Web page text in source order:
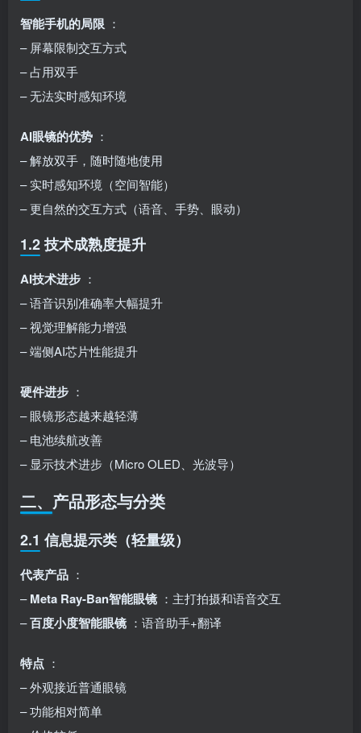
智能手机的局限 ：
– 屏幕限制交互方式
– 占用双手
– 无法实时感知环境
AI眼镜的优势 ：
– 解放双手，随时随地使用
– 实时感知环境（空间智能）
– 更自然的交互方式（语音、手势、眼动）
1.2 技术成熟度提升
AI技术进步 ：
– 语音识别准确率大幅提升
– 视觉理解能力增强
– 端侧AI芯片性能提升
硬件进步 ：
– 眼镜形态越来越轻薄
– 电池续航改善
– 显示技术进步（Micro OLED、光波导）
二、产品形态与分类
2.1 信息提示类（轻量级）
代表产品 ：
–Meta Ray-Ban智能眼镜 ：主打拍摄和语音交互
–百度小度智能眼镜 ：语音助手+翻译
特点 ：
– 外观接近普通眼镜
– 功能相对简单